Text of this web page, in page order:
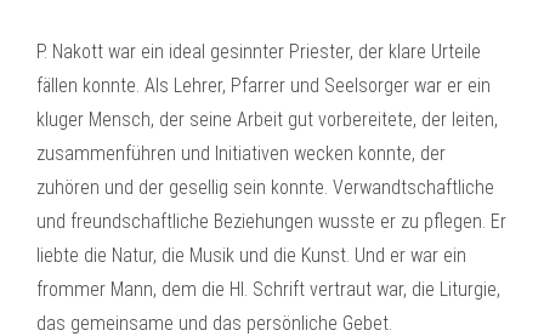
P. Nakott war ein ideal gesinnter Priester, der klare Urteile
fällen konnte. Als Lehrer, Pfarrer und Seelsorger war er ein
kluger Mensch, der seine Arbeit gut vorbereitete, der leiten,
zusammenführen und Initiativen wecken konnte, der
zuhören und der gesellig sein konnte. Verwandtschaftliche
und freundschaftliche Beziehungen wusste er zu pflegen. Er
liebte die Natur, die Musik und die Kunst. Und er war ein
frommer Mann, dem die Hl. Schrift vertraut war, die Liturgie,
das gemeinsame und das persönliche Gebet.